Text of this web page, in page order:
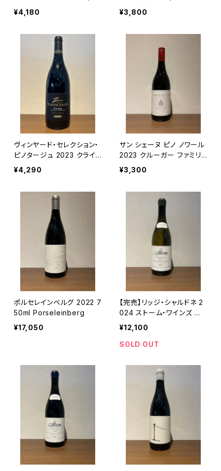
ホースト
¥4,180
ト
¥3,800
ヴィンヤード・セレクション・
ピノタージュ 2023 クライ
ン・ザルゼ・ワインズ
¥4,290
サン シェーヌ ピノ ノワール
2023 クルーガー ファミリ
ー ワインズ
¥3,300
ポルセレインベルグ 2022 7
50ml Porseleinberg
¥17,050
【完売】リッジ・シャルドネ 2
024 ストーム・ワインズ 白
ワイン 750ml
¥12,100
SOLD OUT